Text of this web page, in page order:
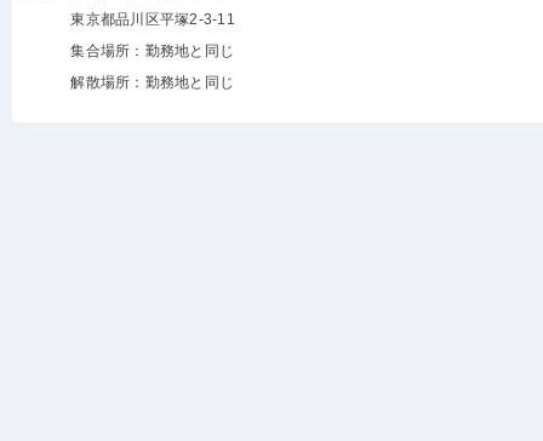
東京都品川区平塚2-3-11
集合場所：勤務地と同じ
解散場所：勤務地と同じ